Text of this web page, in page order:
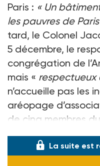
Paris : « Un
les pauvres de Paris
tard, le Colonel
5 décembre, le
congrégation de
mais « respectueux
n’accueille pas les
aréopage
de cinq membres
La suite est